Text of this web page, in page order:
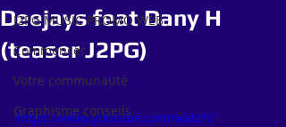
J2PG MUSIC PROMO WEB
Commencer
Votre communauté
Graphisme conseils
Deejays feat Dany H
(teaser J2PG)
https://www.youtube.com/watch?